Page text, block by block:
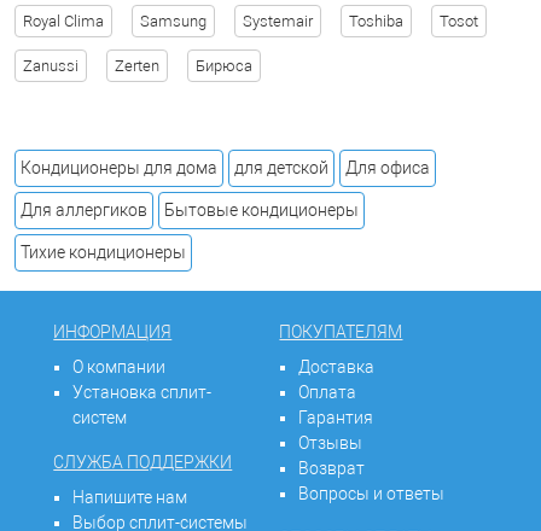
Royal Clima Samsung Systemair Toshiba Tosot
Zanussi Zerten Бирюса
Кондиционеры для дома для детской Для офиса
Для аллергиков Бытовые кондиционеры
Тихие кондиционеры
ИНФОРМАЦИЯ
О компании
Установка сплит-
систем
СЛУЖБА ПОДДЕРЖКИ
Напишите нам
Выбор сплит-системы
ПОКУПАТЕЛЯМ
Доставка
Оплата
Гарантия
Отзывы
Возврат
Вопросы и ответы